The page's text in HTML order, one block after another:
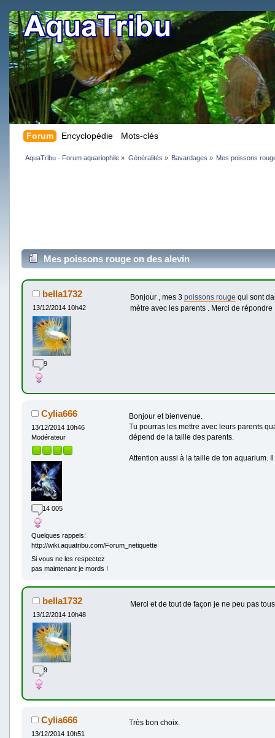
Forum Encyclopédie Mots-clés
AquaTribu - Forum aquariophile » Généralités » Bavardages » Mes poissons
Mes poissons rouge on des alevin
bella1732
13/12/2014 10h42
9
Bonjour ‚ mes 3 poissons rouge qui sont
mètre avec les parents . Merci de
Cylia666
13/12/2014 10h46
Modérateur
14 005
Quelques rappels:
http://wiki.aquatribu.com/Forum_netiquette
Si vous ne les respectez
pas maintenant je mords !
Bonjour et bienvenue.
Tu pourras les mettre avec leurs parents
dépend de la taille des parents.
Attention aussi à la taille de ton aquarium.
bella1732
13/12/2014 10h48
9
Merci et de tout de façon je ne peu pas
Cylia666
13/12/2014 10h51
Très bon choix.